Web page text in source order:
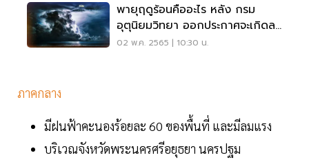
พายุฤดูร้อนคืออะไร หลัง กรม
อุตุนิยมวิทยา ออกประกาศจะเกิดลม
กระโชกแรง
02 พ.ค. 2565 | 10:30 น.
ภาคกลาง
มีฝนฟ้าคะนองร้อยละ 60 ของพื้นที่ และมีลมแรง
บริเวณจังหวัดพระนครศรีอยุธยา นครปฐม